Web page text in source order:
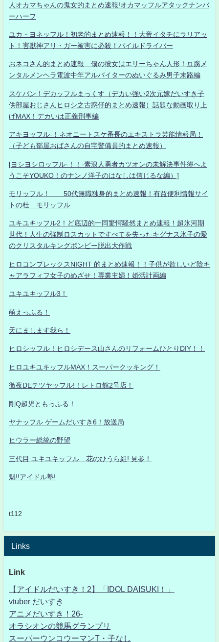
人オカマちゃんの鬼女的まとめ速報!オカマッフルアタックナンバ
ーハーフ
ユカ・ヨネッフル！初老的まとめ速報！！大帝イタチにラリアッ
ト！害獣神アリ・ガー被害に必殺！パイルドライバー
おネコさん的まとめ速報 僕の彼女はエリーちゃん人形！豆腐メ
ンタルメンヘラ電波中年アルバイターのぬいぐるみ男子末路編
スケバン！デカッフルまっくす（デカい強い2次元嫁だいすき子
供部屋おじさんヒロシ之古惑仔的まとめ速報）話題な動画取り上
げMAX！デカいは正義刑事編
アキヨッフル-！ネオニートスケ番長のエキストラ芸能情報局！
（子ども部屋おばさんの自宅警備員的まとめ速報）
[ヨシヨシロッフル-！！-素浪人勇者カツオンの未解決事件簿へよ
うこそYOUKO！のナンノ洋子のはなしは信じるな編）]
モリッフル！ 50代無職独身的まとめ速報！有益便利情報サイ
トの杜 モリッフル
ユキユキッフル2！ど底辺的一同驚愕騒然まとめ速報！超氷河期
世代！人生の強制ロスカットですべてを失ったキグナス氷子の愛
のクリスタルキングボンビー脱出大作戦
ヒロコンプレックスNIGHT 的まとめ速報！！子供が欲しいど陰キ
ャアラフィフ女子のめざせ！専業主婦！婚活計画編
ユキユキッフル3！
萌えっふる！
天にまします我ら！
ヒロシッフル！ヒロシデース山さんのリフォームひとりDIY！！
ヒロユキユキッフルMAX！スーパークッキング！
徹夜DEテツヤッフル!！レトロ館2号店！
剛Q超児ともっふる！
ヤナッフル ゲームだいすき6！放送局
ヒウラー総統の野望
三代目 ユキユキッフル 花のひうら組! 見参！
魁!!アイドル塾!
t112
Links
Link
【アイドルだいすき！2】「IDOL DAISUKI！」
vtuber だいすき
アニメだいすき！26-
オラシオンの競馬グランプリ
スーパーウンコウーマンT・子なし